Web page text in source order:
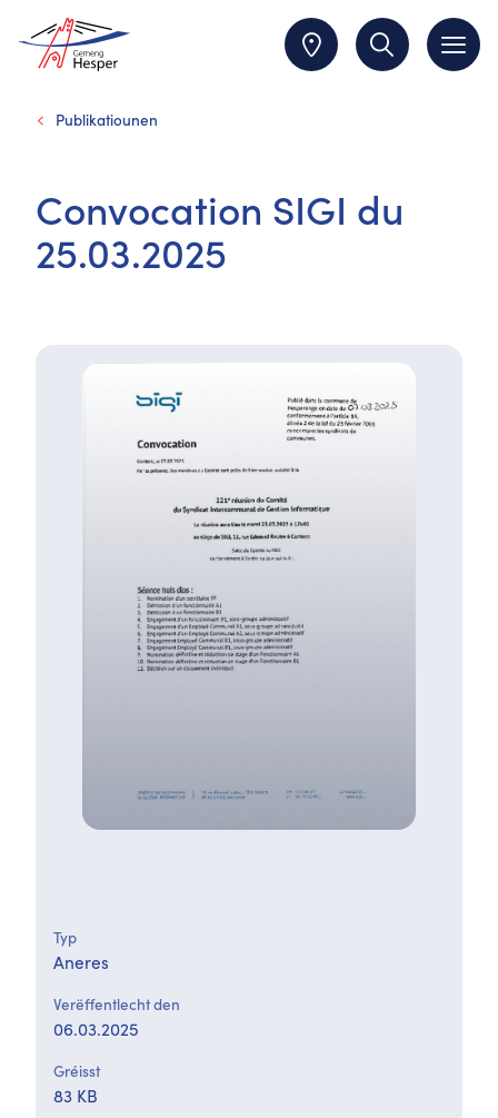
Publikatiounen
Convocation SIGI du
25.03.2025
Typ
Aneres
Verëffentlecht den
06.03.2025
Gréisst
83 KB